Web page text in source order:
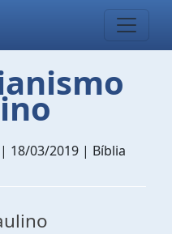
| 18/03/2019 | Bíblia